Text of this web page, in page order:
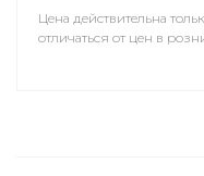
Цена действительна
отличаться от цен в